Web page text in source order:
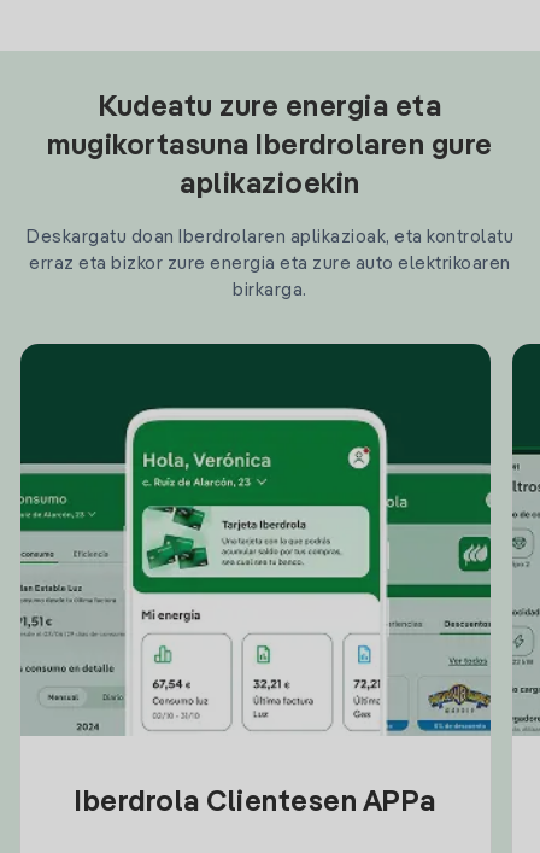
Kudeatu zure energia eta
mugikortasuna Iberdrolaren gure
aplikazioekin
Deskargatu doan Iberdrolaren aplikazioak, eta kontrolatu
erraz eta bizkor zure energia eta zure auto elektrikoaren
birkarga.
Iberdrola Clientesen APPa